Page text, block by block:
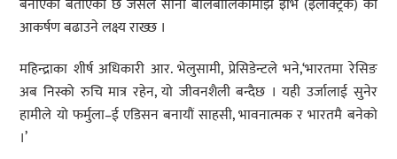
बनाएको बताएको छ जसले साना बालबालिकामाझ इभि (इलेक्ट्रिक) को
आकर्षण बढाउने लक्ष्य राख्छ ।
महिन्द्राका शीर्ष अधिकारी आर. भेलुसामी, प्रेसिडेन्टले भने,‘भारतमा रेसिङ
अब निस्को रुचि मात्र रहेन, यो जीवनशैली बन्दैछ । यही उर्जालाई सुनेर
हामीले यो फर्मुला–ई एडिसन बनायौं साहसी, भावनात्मक र भारतमै बनेको
।’